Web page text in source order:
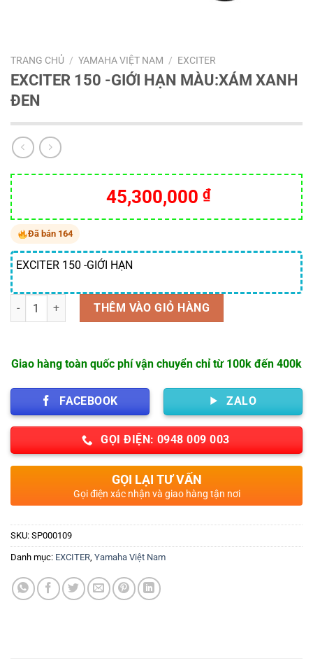
TRANG CHỦ / YAMAHA VIỆT NAM / EXCITER
EXCITER 150 -GIỚI HẠN MÀU:XÁM XANH
ĐEN
45,300,000 ₫
Đã bán 164
EXCITER 150 -GIỚI HẠN
Số lượng THÊM VÀO GIỎ HÀNG
Giao hàng toàn quốc phí vận chuyển chỉ từ 100k đến 400k
FACEBOOK ZALO
GỌI ĐIỆN: 0948 009 003
GỌI LẠI TƯ VẤN
Gọi điện xác nhận và giao hàng tận nơi
SKU: SP000109
Danh mục: EXCITER, Yamaha Việt Nam